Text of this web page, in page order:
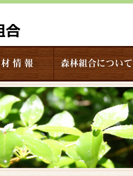
情 報 森林組合について